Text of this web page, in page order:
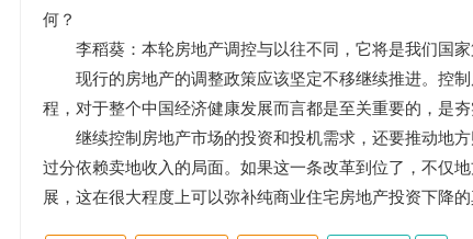
何？
李稻葵：本轮房地产调控与以往不同，它将是我们国家
现行的房地产的调整政策应该坚定不移继续推进。控制
程，对于整个中国经济健康发展而言都是至关重要的，是
继续控制房地产市场的投资和投机需求，还要推动地方
过分依赖卖地收入的局面。如果这一条改革到位了，不仅
展，这在很大程度上可以弥补纯商业住宅房地产投资下降